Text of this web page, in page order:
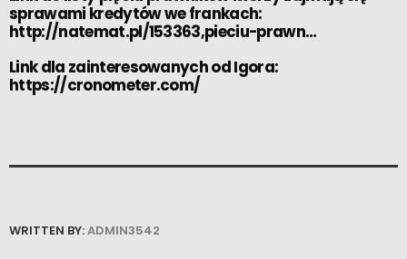
sprawami kredytów we frankach:
http://natemat.pl/153363,pieciu-prawn…
Link dla zainteresowanych od Igora:
https://cronometer.com/
WRITTEN BY:ADMIN3542